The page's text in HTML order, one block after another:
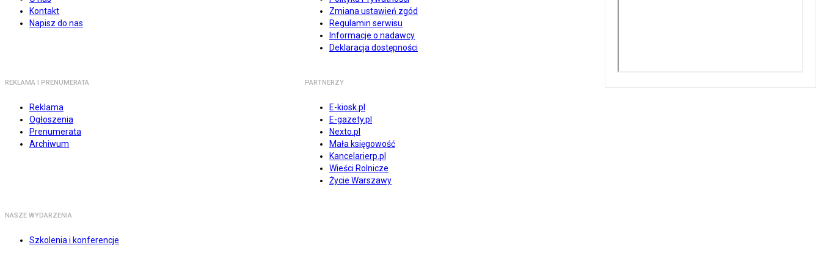
Kontakt
Napisz do nas
Zmiana ustawień zgód
Regulamin serwisu
Informacje o nadawcy
Deklaracja dostępności
REKLAMA I PRENUMERATA
Reklama
Ogłoszenia
Prenumerata
Archiwum
PARTNERZY
E-kiosk.pl
E-gazety.pl
Nexto.pl
Mała księgowość
Kancelarierp.pl
Wieści Rolnicze
Życie Warszawy
NASZE WYDARZENIA
Szkolenia i konferencje